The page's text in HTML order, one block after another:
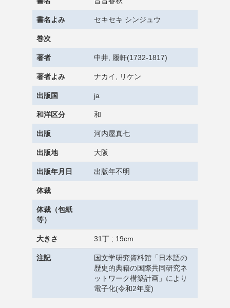
書名よみ セキセキ シンジュウ
巻次
著者 中井, 履軒(1732-1817)
著者よみ ナカイ, リケン
出版国 ja
和洋区分 和
出版 河内屋真七
出版地 大阪
出版年月日 出版年不明
体裁
体裁（包紙
等）
大きさ 31丁 ; 19cm
注記
国文学研究資料館「日本語の
歴史的典籍の国際共同研究ネ
ットワーク構築計画」により
電子化(令和2年度)